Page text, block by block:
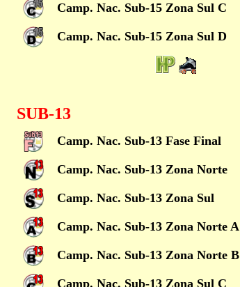
Camp. Nac. Sub-15 Zona Sul C
Camp. Nac. Sub-15 Zona Sul D
SUB-13
Camp. Nac. Sub-13 Fase Final
Camp. Nac. Sub-13 Zona Norte
Camp. Nac. Sub-13 Zona Sul
Camp. Nac. Sub-13 Zona Norte A
Camp. Nac. Sub-13 Zona Norte B
Camp. Nac. Sub-13 Zona Sul C